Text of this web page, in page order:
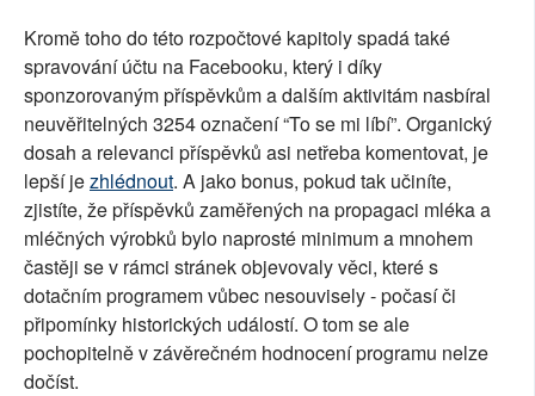
Kromě toho do této rozpočtové kapitoly spadá také
spravování účtu na Facebooku, který i díky
sponzorovaným příspěvkům a dalším aktivitám nasbíral
neuvěřitelných 3254 označení “To se mi líbí”. Organický
dosah a relevanci příspěvků asi netřeba komentovat, je
lepší jezhlédnout. A jako bonus, pokud tak učiníte,
zjistíte, že příspěvků zaměřených na propagaci mléka a
mléčných výrobků bylo naprosté minimum a mnohem
častěji se v rámci stránek objevovaly věci, které s
dotačním programem vůbec nesouvisely - počasí či
připomínky historických událostí. O tom se ale
pochopitelně v závěrečném hodnocení programu nelze
dočíst.